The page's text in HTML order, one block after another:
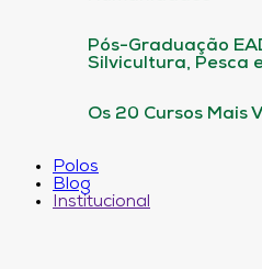
Pós-Graduação
Silvicultura, Pesca
Os 20 Cursos Mais
Polos
Blog
Institucional